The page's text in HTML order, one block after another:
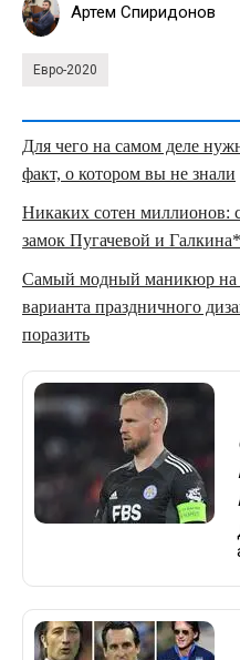
Артем Спиридонов
Евро-2020
Для чего на самом деле
факт, о котором вы не знали
Никаких сотен миллионов:
замок Пугачевой и
Самый модный маникюр на
варианта праздничного
поразить